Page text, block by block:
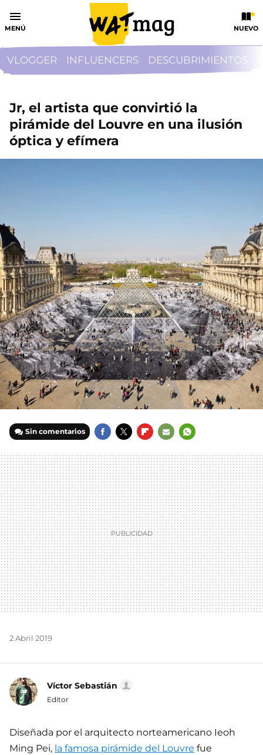
MENÚ NUEVO
VLOGGER INFLUENCERS DESCUBRIMIENTOS
Jr, el artista que convirtió la
pirámide del Louvre en una ilusión
óptica y efímera
Sin comentarios
MAIL
2 Abril 2019
Víctor Sebastián
Editor
Diseñada por el arquitecto norteamericano Ieoh
Ming Pei, la famosa pirámide del Louvre fue